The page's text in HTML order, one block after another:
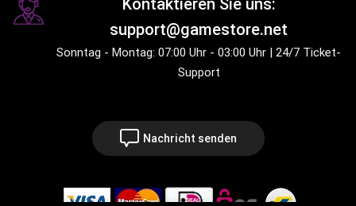
Kontaktieren Sie uns:
support@gamestore.net
Sonntag - Montag: 07:00 Uhr - 03:00 Uhr | 24/7 Ticket-
Support
Nachricht senden